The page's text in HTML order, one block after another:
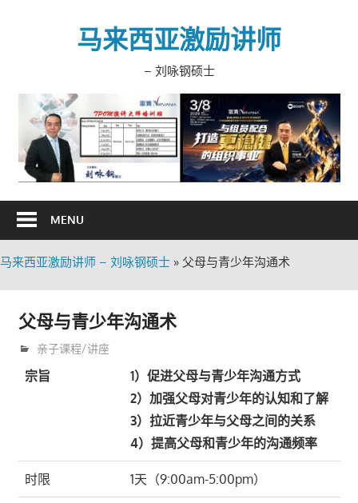
马来西亚激励讲师
– 刘咏钢硕士
MENU
马来西亚激励讲师 – 刘咏钢硕士 » 父母与青少年沟通术
父母与青少年沟通术
9月 14, 2010
trainer
亲子课程/讲座
宗旨
1）促进父母与青少年沟通方式
2）加强父母对青少年的认知和了解
3）拉近青少年与父母之间的关系
4）提高父母和青少年的沟通频率
时限 1天（9:00am-5:00pm）